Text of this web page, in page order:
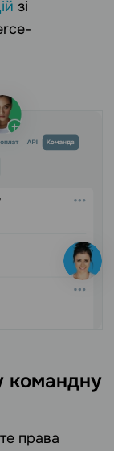
зі
командну
права